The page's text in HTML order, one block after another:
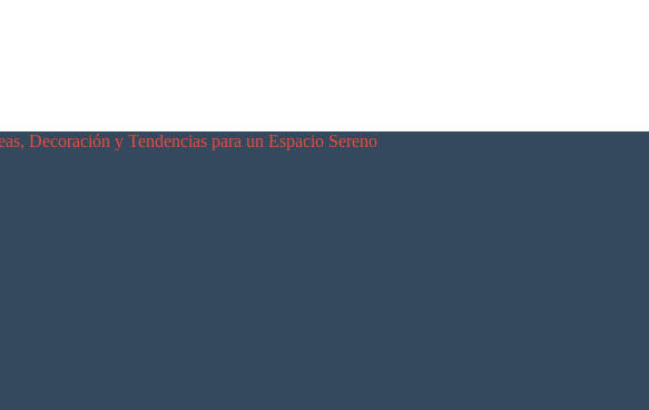
Decoración y Tendencias para un Espacio Sereno